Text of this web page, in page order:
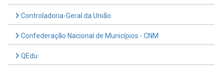
Controladoria-Geral da União
Confederação Nacional de Municípios - CNM
QEdu